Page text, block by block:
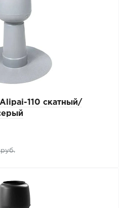
110 скатный/